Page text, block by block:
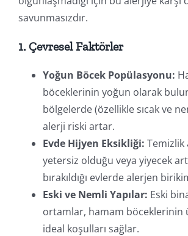
savunmasızdır.
1. Çevresel Faktörler
Yoğun Böcek Popülasyonu:
böceklerinin yoğun olarak
bölgelerde (özellikle sıcak ve
alerji riski artar.
Evde Hijyen Eksikliği: Temizlik
yetersiz olduğu veya yiyecek
bırakıldığı evlerde alerjen
Eski ve Nemli Yapılar: Eski
ortamlar, hamam böceklerinin
ideal koşulları sağlar.